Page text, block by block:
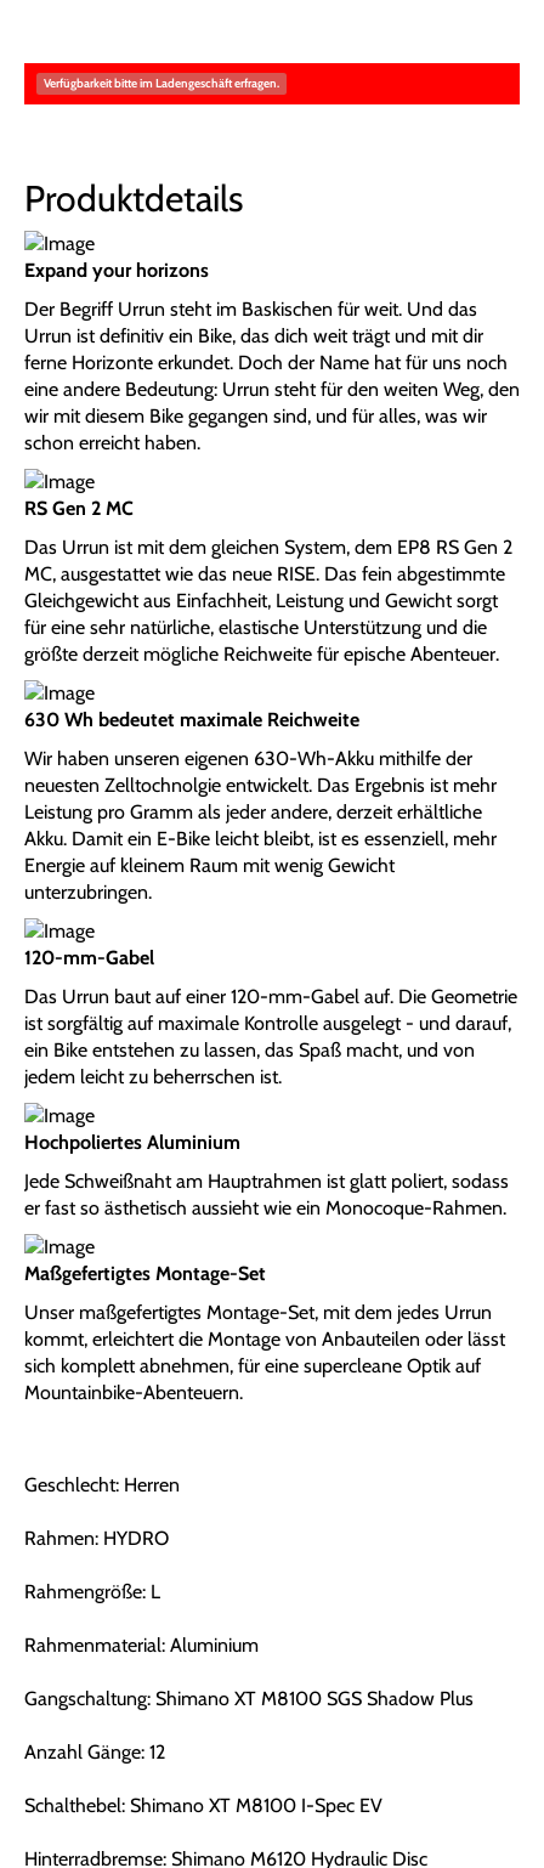
Verfügbarkeit bitte im Ladengeschäft erfragen.
Produktdetails
Expand your horizons
Der Begriff Urrun steht im Baskischen für weit. Und das
Urrun ist definitiv ein Bike, das dich weit trägt und mit dir
ferne Horizonte erkundet. Doch der Name hat für uns noch
eine andere Bedeutung: Urrun steht für den weiten Weg, den
wir mit diesem Bike gegangen sind, und für alles, was wir
schon erreicht haben.
RS Gen 2 MC
Das Urrun ist mit dem gleichen System, dem EP8 RS Gen 2
MC, ausgestattet wie das neue RISE. Das fein abgestimmte
Gleichgewicht aus Einfachheit, Leistung und Gewicht sorgt
für eine sehr natürliche, elastische Unterstützung und die
größte derzeit mögliche Reichweite für epische Abenteuer.
630 Wh bedeutet maximale Reichweite
Wir haben unseren eigenen 630-Wh-Akku mithilfe der
neuesten Zelltochnolgie entwickelt. Das Ergebnis ist mehr
Leistung pro Gramm als jeder andere, derzeit erhältliche
Akku. Damit ein E-Bike leicht bleibt, ist es essenziell, mehr
Energie auf kleinem Raum mit wenig Gewicht
unterzubringen.
120-mm-Gabel
Das Urrun baut auf einer 120-mm-Gabel auf. Die Geometrie
ist sorgfältig auf maximale Kontrolle ausgelegt - und darauf,
ein Bike entstehen zu lassen, das Spaß macht, und von
jedem leicht zu beherrschen ist.
Hochpoliertes Aluminium
Jede Schweißnaht am Hauptrahmen ist glatt poliert, sodass
er fast so ästhetisch aussieht wie ein Monocoque-Rahmen.
Maßgefertigtes Montage-Set
Unser maßgefertigtes Montage-Set, mit dem jedes Urrun
kommt, erleichtert die Montage von Anbauteilen oder lässt
sich komplett abnehmen, für eine supercleane Optik auf
Mountainbike-Abenteuern.
Geschlecht: Herren
Rahmen: HYDRO
Rahmengröße: L
Rahmenmaterial: Aluminium
Gangschaltung: Shimano XT M8100 SGS Shadow Plus
Anzahl Gänge: 12
Schalthebel: Shimano XT M8100 I-Spec EV
Hinterradbremse: Shimano M6120 Hydraulic Disc